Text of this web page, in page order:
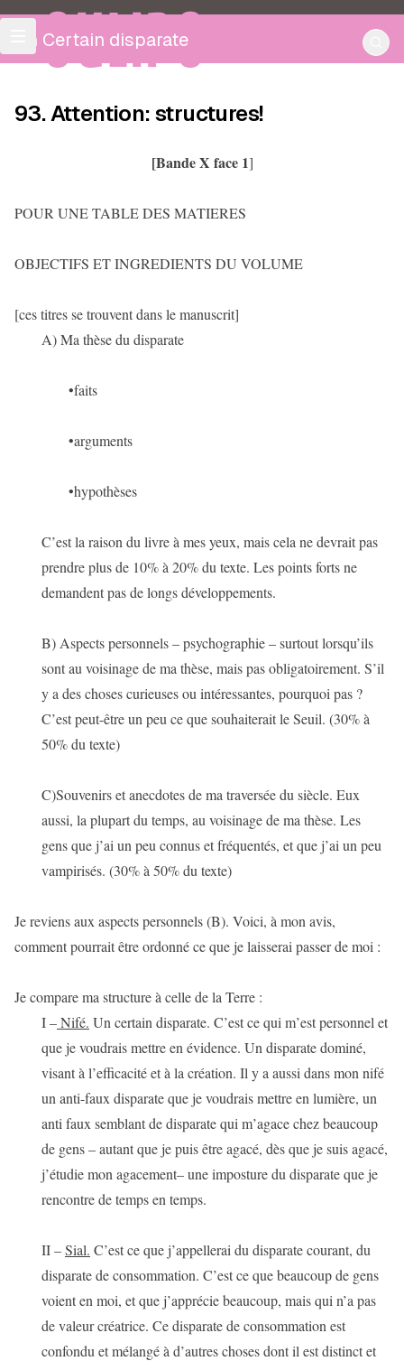
OULIPO
Un Certain disparate
93. Attention: structures!
[Bande X face 1]
POUR UNE TABLE DES MATIERES
OBJECTIFS ET INGREDIENTS DU VOLUME
[ces titres se trouvent dans le manuscrit]
A) Ma thèse du disparate
•faits
•arguments
•hypothèses
C’est la raison du livre à mes yeux, mais cela ne devrait pas
prendre plus de 10% à 20% du texte. Les points forts ne
demandent pas de longs développements.
B) Aspects personnels – psychographie – surtout lorsqu’ils
sont au voisinage de ma thèse, mais pas obligatoirement. S’il
y a des choses curieuses ou intéressantes, pourquoi pas ?
C’est peut-être un peu ce que souhaiterait le Seuil. (30% à
50% du texte)
C)Souvenirs et anecdotes de ma traversée du siècle. Eux
aussi, la plupart du temps, au voisinage de ma thèse. Les
gens que j’ai un peu connus et fréquentés, et que j’ai un peu
vampirisés. (30% à 50% du texte)
Je reviens aux aspects personnels (B). Voici, à mon avis,
comment pourrait être ordonné ce que je laisserai passer de moi :
Je compare ma structure à celle de la Terre :
I –Nifé. Un certain disparate. C’est ce qui m’est personnel et
que je voudrais mettre en évidence. Un disparate dominé,
visant à l’efficacité et à la création. Il y a aussi dans mon nifé
un anti-faux disparate que je voudrais mettre en lumière, un
anti faux semblant de disparate qui m’agace chez beaucoup
de gens – autant que je puis être agacé, dès que je suis agacé,
j’étudie mon agacement– une imposture du disparate que je
rencontre de temps en temps.
II –Sial. C’est ce que j’appellerai du disparate courant, du
disparate de consommation. C’est ce que beaucoup de gens
voient en moi, et que j’apprécie beaucoup, mais qui n’a pas
de valeur créatrice. Ce disparate de consommation est
confondu et mélangé à d’autres choses dont il est distinct et